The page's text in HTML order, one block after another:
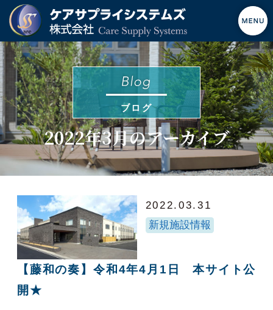
ブログ
2022年3月のアーカイブ
2022.03.31
新規施設情報
【藤和の奏】令和4年4月1日 本サイト公
開★